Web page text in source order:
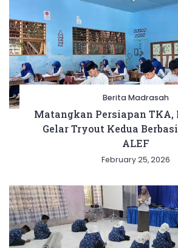
Berita Madrasah
Matangkan Persiapan TKA,
Gelar Tryout Kedua
ALEF
February 25, 2026